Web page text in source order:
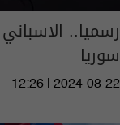
رسميا..
سوريا
12:26 | 2024-08-22